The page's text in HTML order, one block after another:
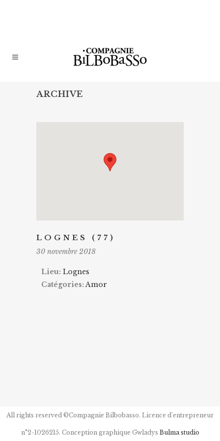
ARCHIVE
LOGNES (77)
30 novembre 2018
Lieu: Lognes
Catégories: Amor
All rights reserved ©Compagnie Bilbobasso. Licence d'entrepreneur
n°2-1026215. Conception graphique Gwladys Bulma studio